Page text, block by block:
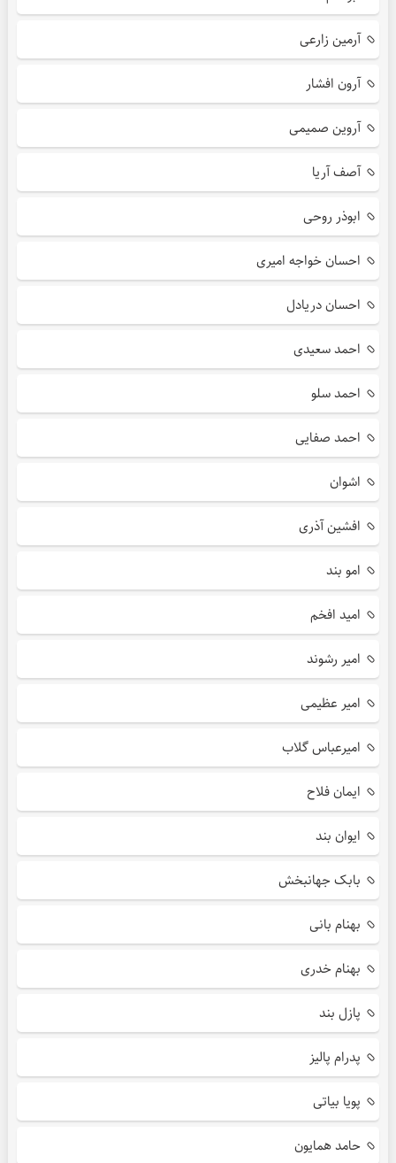
آرمین زارعی
آرون افشار
آروین صمیمی
آصف آریا
ابوذر روحی
احسان خواجه امیری
احسان دریادل
احمد سعیدی
احمد سلو
احمد صفایی
اشوان
افشین آذری
امو بند
امید افخم
امیر رشوند
امیر عظیمی
امیرعباس گلاب
ایمان فلاح
ایوان بند
بابک جهانبخش
بهنام بانی
بهنام خدری
پازل بند
پدرام پالیز
پویا بیاتی
حامد همایون